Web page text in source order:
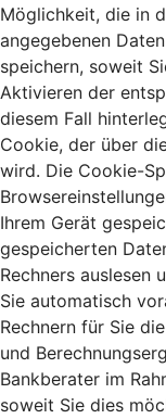
Möglichkeit, die in
angegebenen
speichern, soweit
Aktivieren der
diesem Fall
Cookie, der über
wird. Die Cookie-
Ihrem Gerät
gespeicherten
Rechners auslesen
Sie automatisch
Rechnern für Sie
und
Bankberater im
soweit Sie dies